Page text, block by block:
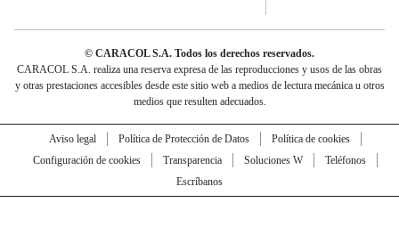
© CARACOL S.A. Todos los derechos reservados.
CARACOL S.A. realiza una reserva expresa de las reproducciones y usos de las obras
y otras prestaciones accesibles desde este sitio web a medios de lectura mecánica u otros
medios que resulten adecuados.
Aviso legal Política de Protección de Datos
Política de cookies
Configuración de cookies
Transparencia Soluciones W
Teléfonos
Escríbanos